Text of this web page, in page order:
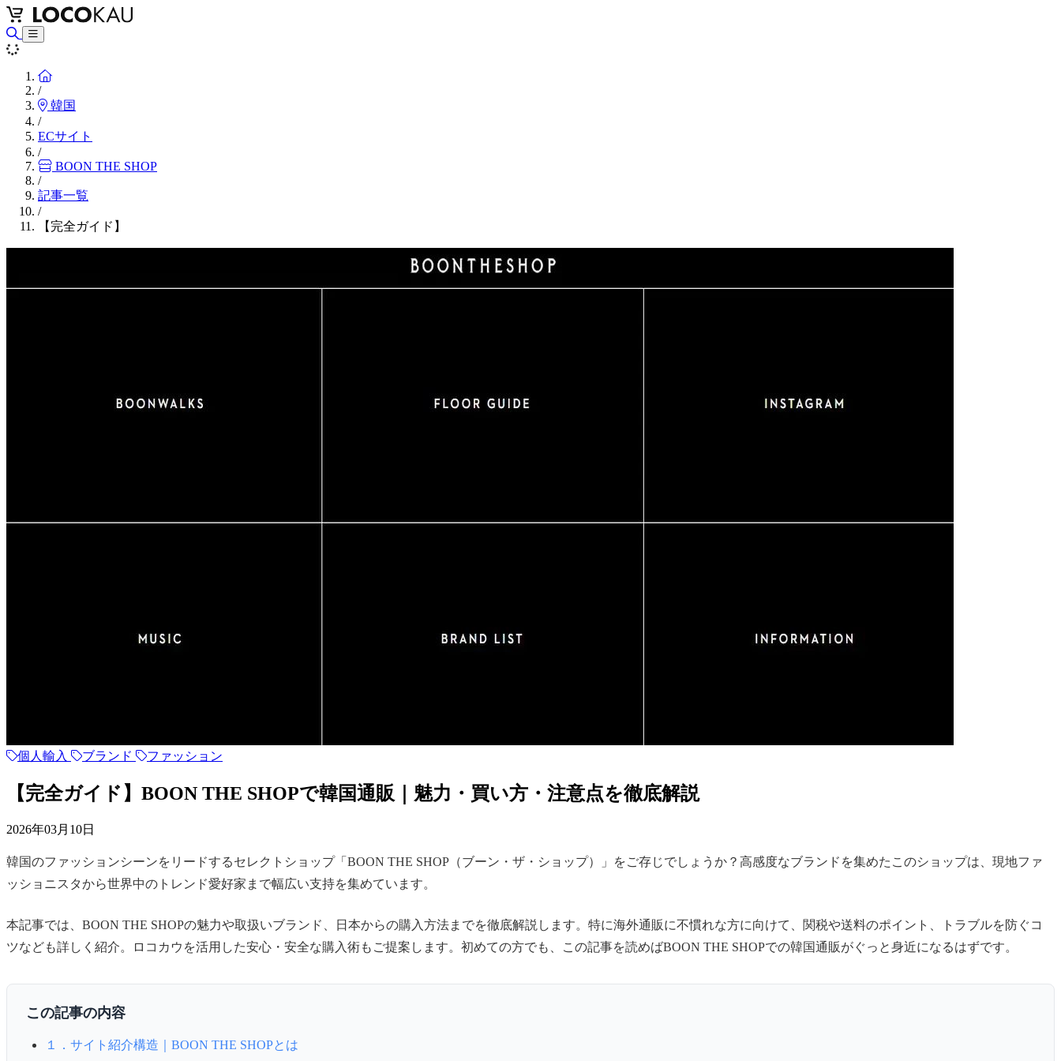
Home
/
韓国
/
ECサイト
/
BOON THE SHOP
/
記事一覧
/
【完全ガイド】
個人輸入 ブランド ファッション
【完全ガイド】BOON THE SHOPで韓国通販｜魅力・買い方・注意点を徹底解説
2026年03月10日
韓国のファッションシーンをリードするセレクトショップ「BOON THE SHOP（ブーン・ザ・ショップ）」をご存じでしょうか？高感度なブランドを集めたこのショップは、現地ファ
ッショニスタから世界中のトレンド愛好家まで幅広い支持を集めています。
本記事では、BOON THE SHOPの魅力や取扱いブランド、日本からの購入方法までを徹底解説します。特に海外通販に不慣れな方に向けて、関税や送料のポイント、トラブルを防ぐコ
ツなども詳しく紹介。ロコカウを活用した安心・安全な購入術もご提案します。初めての方でも、この記事を読めばBOON THE SHOPでの韓国通販がぐっと身近になるはずです。
この記事の内容
１．サイト紹介構造｜BOON THE SHOPとは